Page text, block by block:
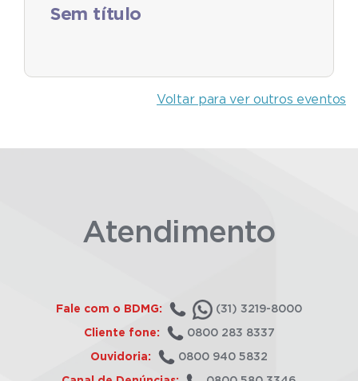
Sem título
Voltar para ver outros eventos
Atendimento
Fale com o BDMG: (31) 3219-8000
Cliente fone: 0800 283 8337
Ouvidoria: 0800 940 5832